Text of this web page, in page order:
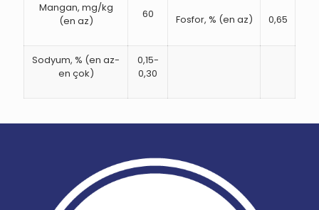
Mangan, mg/kg
(en az)
60 Fosfor, % (en az) 0,65
Sodyum, % (en az-
en çok)
0,15-
0,30